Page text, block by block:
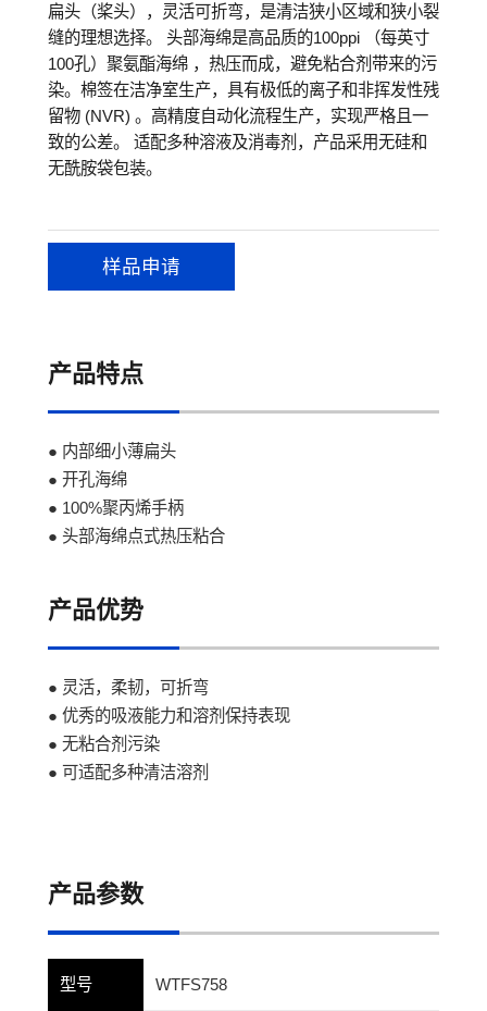
扁头（桨头），灵活可折弯，是清洁狭小区域和狭小裂
缝的理想选择。 头部海绵是高品质的100ppi （每英寸
100孔）聚氨酯海绵 ，热压而成，避免粘合剂带来的污
染。棉签在洁净室生产，具有极低的离子和非挥发性残
留物 (NVR) 。高精度自动化流程生产，实现严格且一
致的公差。 适配多种溶液及消毒剂，产品采用无硅和
无酰胺袋包装。
样品申请
产品特点
● 内部细小薄扁头
● 开孔海绵
● 100%聚丙烯手柄
● 头部海绵点式热压粘合
产品优势
● 灵活，柔韧，可折弯
● 优秀的吸液能力和溶剂保持表现
● 无粘合剂污染
● 可适配多种清洁溶剂
产品参数
型号 WTFS758